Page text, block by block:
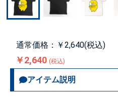
通常価格：￥2,640(税込)
￥2,640 (税込)
アイテム説明